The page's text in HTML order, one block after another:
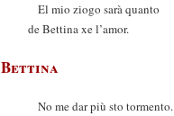
El mio ziogo sarà quanto
de Bettina xe l’amor.
Bettina
No me dar più sto tormento.